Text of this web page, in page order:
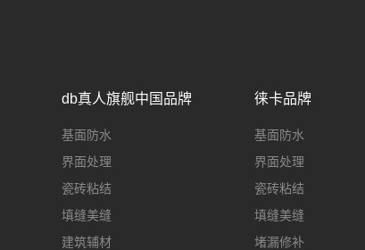
db真人旗舰中国品牌
基面防水
界面处理
瓷砖粘结
填缝美缝
建筑辅材
徕卡品牌
基面防水
界面处理
瓷砖粘结
填缝美缝
堵漏修补